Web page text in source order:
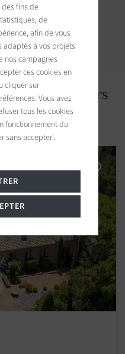
aux alentours
des fins de
de
afin de vous
adaptés à vos projets
nos campagnes
ces cookies en
cliquer sur
Vous avez
tous les cookies
fonctionnement du
sans accepter'.